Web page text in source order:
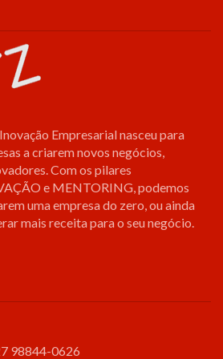
Empresarial nasceu para
a criarem novos negócios,
Com os pilares
e MENTORING, podemos
uma empresa do zero, ou ainda
mais receita para o seu negócio.
98844-0626